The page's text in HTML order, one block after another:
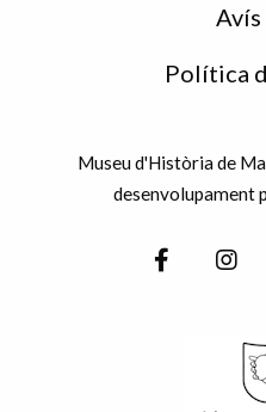
Política
Museu d'Història de
desenvolupament